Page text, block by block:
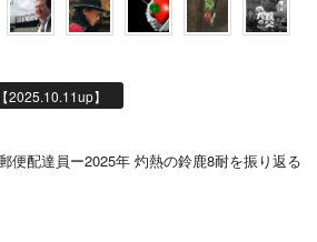
2025.10.11up】
便配達員ー2025年 灼熱の鈴鹿8耐を振り返る